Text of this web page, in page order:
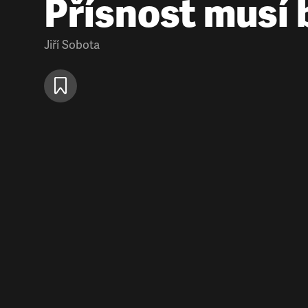
Přísnost musí
Jiří Sobota